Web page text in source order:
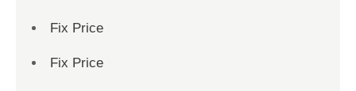
Fix Price
Fix Price